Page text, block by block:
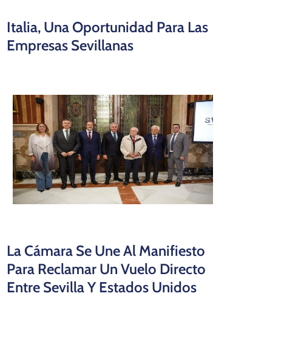
Italia, Una Oportunidad Para Las
Empresas Sevillanas
La Cámara Se Une Al Manifiesto
Para Reclamar Un Vuelo Directo
Entre Sevilla Y Estados Unidos